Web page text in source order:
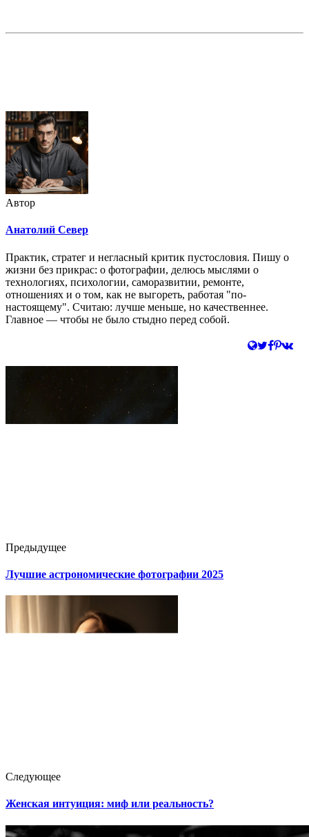
Автор
Анатолий Север
Практик, стратег и негласный критик пустословия. Пишу о
жизни без прикрас: о фотографии, делюсь мыслями о
технологиях, психологии, саморазвитии, ремонте,
отношениях и о том, как не выгореть, работая "по-
настоящему". Считаю: лучше меньше, но качественнее.
Главное — чтобы не было стыдно перед собой.
Предыдущее
Лучшие астрономические фотографии 2025
Следующее
Женская интуиция: миф или реальность?